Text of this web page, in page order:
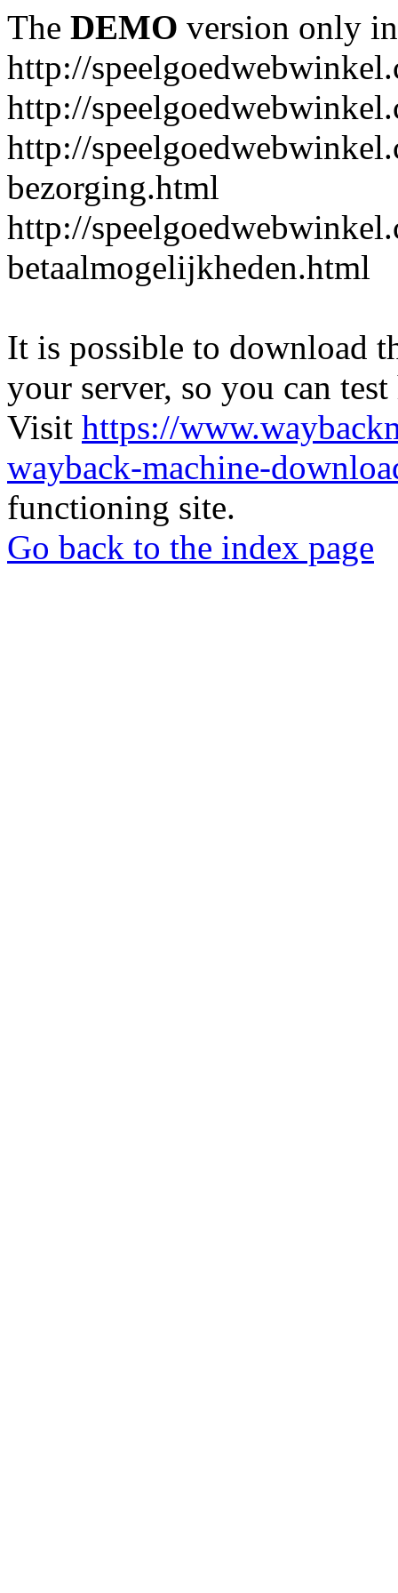
The DEMO version only
http://
http://
http://
bezorging.html
http://
betaalmogelijkheden.html
It is possible to download
your server, so you can
Visit https://
wayback-machine-
functioning site.
Go back to the index page